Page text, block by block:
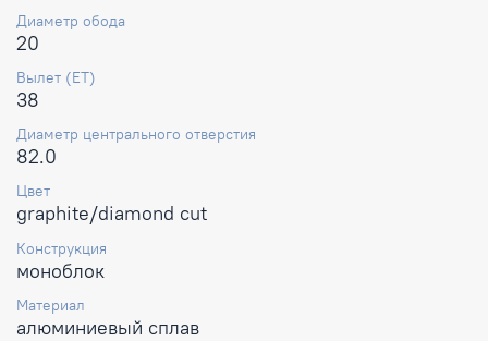
Диаметр обода
20
Вылет (ET)
38
Диаметр центрального отверстия
82.0
Цвет
graphite/diamond cut
Конструкция
моноблок
Материал
алюминиевый сплав